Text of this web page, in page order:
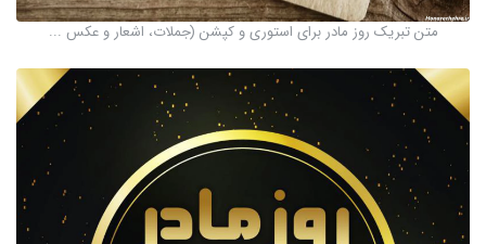
متن تبریک روز مادر برای استوری و کپشن (جملات، اشعار و عکس ...